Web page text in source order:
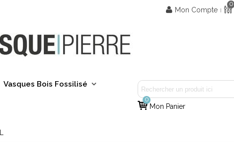
Mon Compte
0
Vasques Bois Fossilisé
0
Mon Panier